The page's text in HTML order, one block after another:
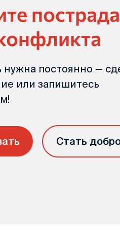
постоянно —
или запишитесь
Стать